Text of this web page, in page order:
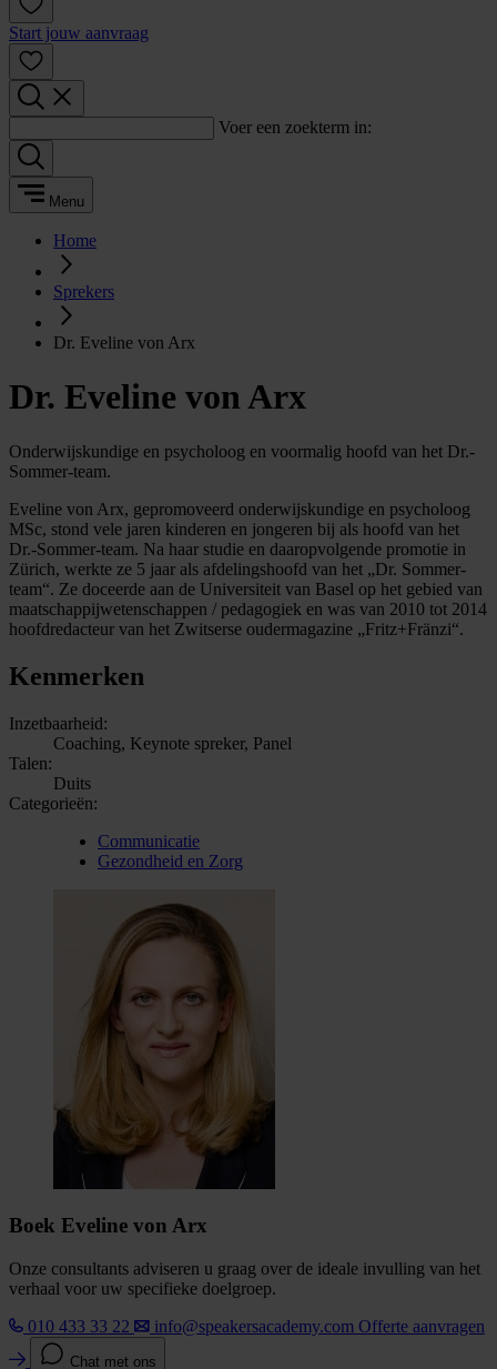
Start jouw aanvraag
Voer een zoekterm in:
Menu
Home
Sprekers
Dr. Eveline von Arx
Dr. Eveline von Arx
Onderwijskundige en psycholoog en voormalig hoofd van het Dr.-
Sommer-team.
Eveline von Arx, gepromoveerd onderwijskundige en psycholoog
MSc, stond vele jaren kinderen en jongeren bij als hoofd van het
Dr.-Sommer-team. Na haar studie en daaropvolgende promotie in
Zürich, werkte ze 5 jaar als afdelingshoofd van het „Dr. Sommer-
team“. Ze doceerde aan de Universiteit van Basel op het gebied van
maatschappijwetenschappen / pedagogiek en was van 2010 tot 2014
hoofdredacteur van het Zwitserse oudermagazine „Fritz+Fränzi“.
Kenmerken
Inzetbaarheid:
Coaching, Keynote spreker, Panel
Talen:
Duits
Categorieën:
Communicatie
Gezondheid en Zorg
Boek Eveline von Arx
Onze consultants adviseren u graag over de ideale invulling van het
verhaal voor uw specifieke doelgroep.
010 433 33 22
info@speakersacademy.com Offerte aanvragen
Chat met ons